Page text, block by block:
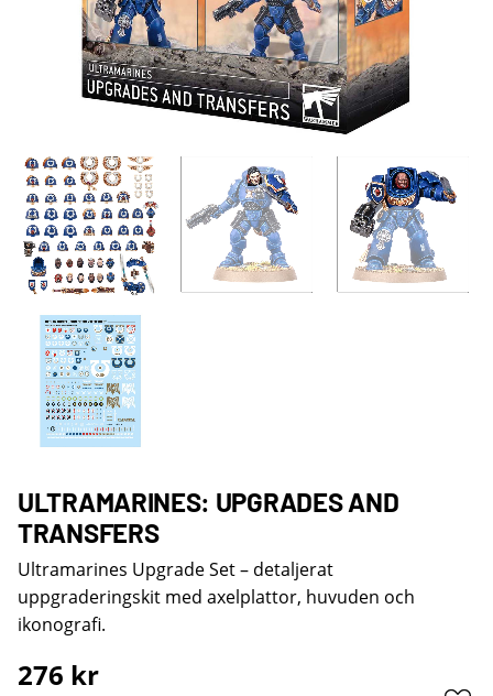
ULTRAMARINES: UPGRADES AND
TRANSFERS
Ultramarines Upgrade Set – detaljerat
uppgraderingskit med axelplattor, huvuden och
ikonografi.
276 kr